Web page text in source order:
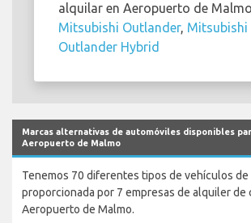
alquilar en Aeropuerto de
Mitsubishi Outlander, Mitsubishi
Outlander Hybrid
Marcas alternativas de automóviles disponibles
Aeropuerto de Malmo
Tenemos 70 diferentes tipos de vehículos
proporcionada por 7 empresas de alquiler de
Aeropuerto de Malmo.